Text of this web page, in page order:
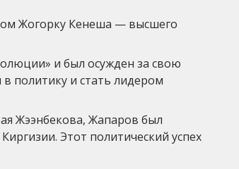
Жогорку Кенеша — высшего
и был осужден за свою
в политику и стать лидером
Жээнбекова, Жапаров был
Этот политический успех